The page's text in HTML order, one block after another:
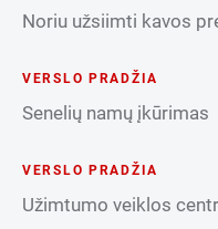
Noriu užsiimti kavos
VERSLO PRADŽIA
Senelių namų įkūrimas
VERSLO PRADŽIA
Užimtumo veiklos